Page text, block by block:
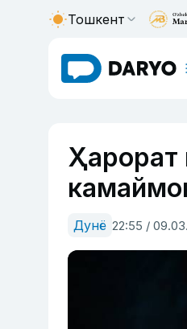
Тошкент
Ҳарорат
Дунё 22:55 /